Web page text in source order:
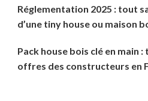
Réglementation 2025 : tout
d’une tiny house ou maison
Pack house bois clé en main
offres des constructeurs en